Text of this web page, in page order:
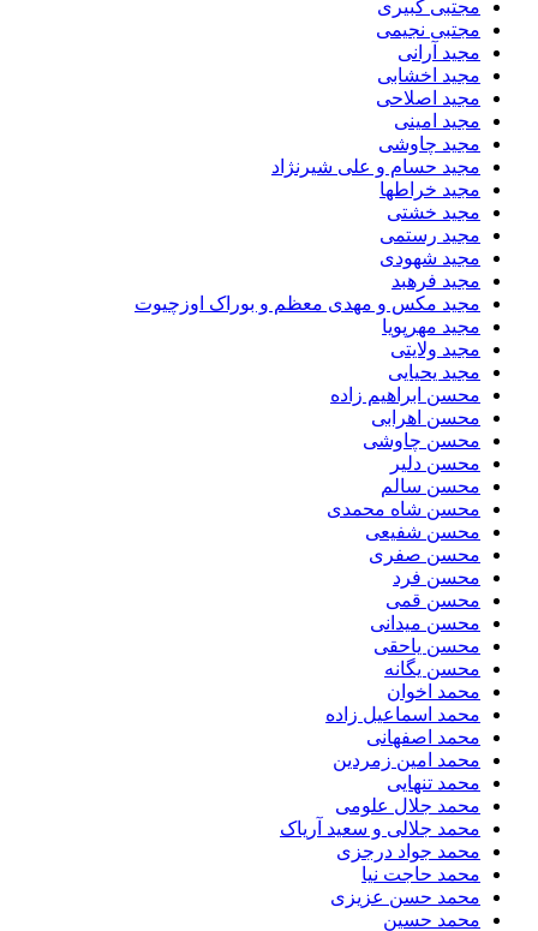
مجتبی کبیری
مجتبی نجیمی
مجید آرانی
مجید اخشابی
مجید اصلاحی
مجید امینی
مجید چاوشی
مجید حسام و علی شیرنژاد
مجید خراطها
مجید خشتی
مجید رستمی
مجید شهودی
مجید فرهبد
مجید مکس و مهدی معظم و بوراک اوزچیوت
مجید مهرپویا
مجید ولایتی
مجید یحیایی
محسن ابراهیم زاده
محسن اهرابی
محسن چاوشی
محسن دلیر
محسن سالم
محسن شاه محمدی
محسن شفیعی
محسن صفری
محسن فرد
محسن قمی
محسن میدانی
محسن یاحقی
محسن یگانه
محمد اخوان
محمد اسماعیل زاده
محمد اصفهانی
محمد امین زمردین
محمد تنهایی
محمد جلال علومی
محمد جلالی و سعید آریاک
محمد جواد درجزی
محمد حاجت نیا
محمد حسن عزیزی
محمد حسین